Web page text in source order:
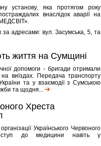
установу, яка протягом року
внаслідок аварії на
адресами: вул. Засумська, 5, та
життя на Сумщині
допомоги - бригади отримали
виїздах. Передача транспорту
та у взаємодії з Сумською
та щодня...
Хреста
Українського Червоного
до медицини навіть у